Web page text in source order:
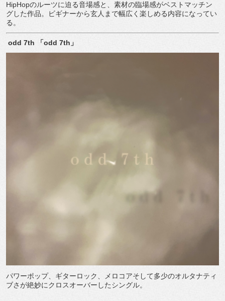
HipHopのルーツに迫る音場感と、素材の臨場感がベストマッチン
グした作品。ビギナーから玄人まで幅広く楽しめる内容になってい
る。
odd 7th 「odd 7th 」
パワーポップ、ギターロック、メロコアそして多少のオルタナティ
ブさが絶妙にクロスオーバーしたシングル。